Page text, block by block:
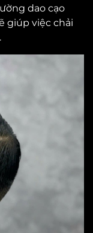
dao cạo
giúp việc chải